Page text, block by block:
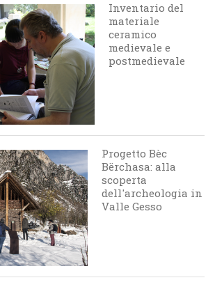
Inventario del
materiale
ceramico
medievale e
postmedievale
Progetto Bèc
Bërchasa: alla
scoperta
dell'archeologia in
Valle Gesso